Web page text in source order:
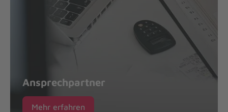
Ansprechpartner
Mehr erfahren